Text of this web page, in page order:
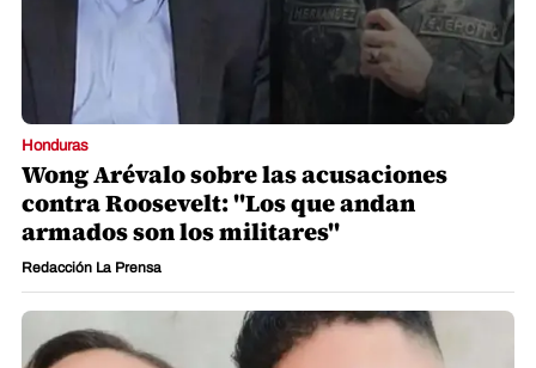
Honduras
Wong Arévalo sobre las acusaciones
contra Roosevelt: "Los que andan
armados son los militares"
Redacción La Prensa